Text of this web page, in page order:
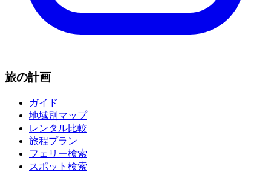
旅の計画
ガイド
地域別マップ
レンタル比較
旅程プラン
フェリー検索
スポット検索